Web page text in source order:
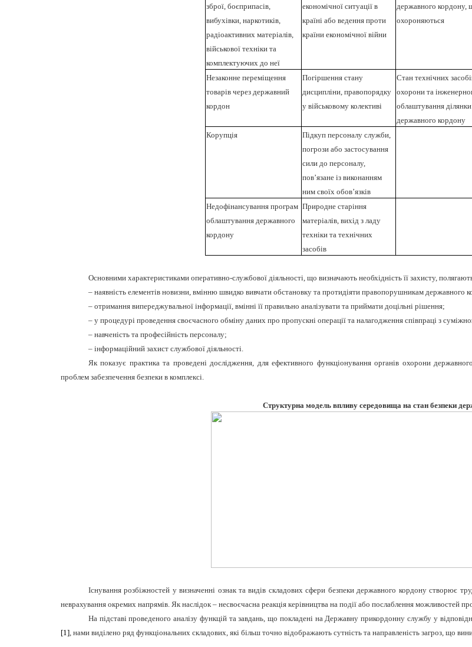
зброї, боєприпасів,
вибухівки, наркотиків,
радіоактивних матеріалів,
військової техніки та
комплектуючих до неї
економічної ситуації в
країні або ведення проти
країни економічної війни
державного кордону,
охороняються
Незаконне переміщення
товарів через державний
кордон
Погіршення стану
дисципліни, правопорядку
у військовому колективі
Стан технічних
охорони та
облаштування ділянки
державного кордону
Корупція
Підкуп персоналу служби,
погрози або застосування
сили до персоналу,
пов’язане із виконанням
ним своїх обов’язків
Недофінансування програм
облаштування державного
кордону
Природне старіння
матеріалів, вихід з ладу
техніки та технічних
засобів
Основними характеристиками оперативно-службової діяльності, що визначають необхідність її захисту,
– наявність елементів новизни, вмінню швидко вивчати обстановку та протидіяти правопорушникам державного
– отримання випереджувальної інформації, вмінні її правильно аналізувати та приймати доцільні рішення;
– у процедурі проведення своєчасного обміну даних про пропускні операції та налагодження співпраці з
– навченість та професійність персоналу;
– інформаційний захист службової діяльності.
Як показує практика та проведені дослідження, для ефективного функціонування органів охорони
проблем забезпечення безпеки в комплексі.
Структурна модель впливу середовища на стан безпеки
Існування розбіжностей у визначенні ознак та видів складових сфери безпеки державного кордону створює
неврахування окремих напрямів. Як наслідок – несвоєчасна реакція керівництва на події або послаблення можливостей
На підставі проведеного аналізу функцій та завдань, що покладені на Державну прикордонну службу у
[1], нами виділено ряд функціональних складових, які більш точно відображають сутність та направленість загроз, що